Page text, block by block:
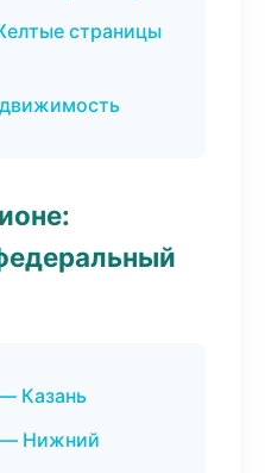
страницы
Казань
— Нижний